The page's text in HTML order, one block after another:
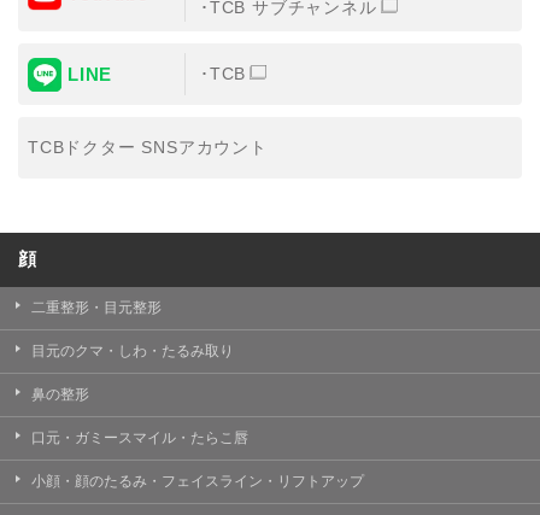
TCB サブチャンネル
LINE TCB
TCBドクター SNSアカウント
顔
二重整形・目元整形
目元のクマ・しわ・たるみ取り
鼻の整形
口元・ガミースマイル・たらこ唇
小顔・顔のたるみ・フェイスライン・リフトアップ